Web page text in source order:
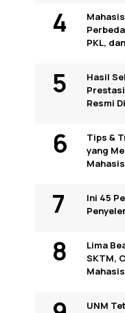
PKL,
Hasil
Resmi
Tips &
yang
Ini 45
Lima
SKTM,
UNM